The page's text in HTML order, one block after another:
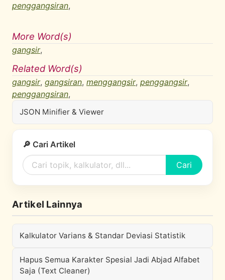
penggangsiran,
More Word(s)
gangsir,
Related Word(s)
gangsir, gangsiran, menggangsir, penggangsir,
penggangsiran,
JSON Minifier & Viewer
🔎 Cari Artikel
Cari
Artikel Lainnya
Kalkulator Varians & Standar Deviasi Statistik
Hapus Semua Karakter Spesial Jadi Abjad Alfabet
Saja (Text Cleaner)